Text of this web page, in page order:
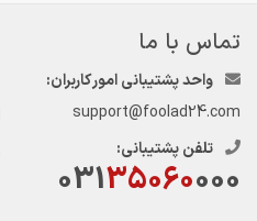
تماس با ما
واحد پشتیبانی امور کاربران:
support@foolad24.com
تلفن پشتیبانی:
03135060000